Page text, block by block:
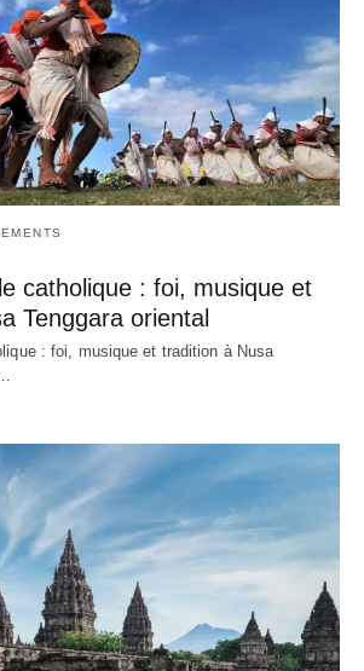
catholique : foi, musique et
Tenggara oriental
: foi, musique et tradition à Nusa